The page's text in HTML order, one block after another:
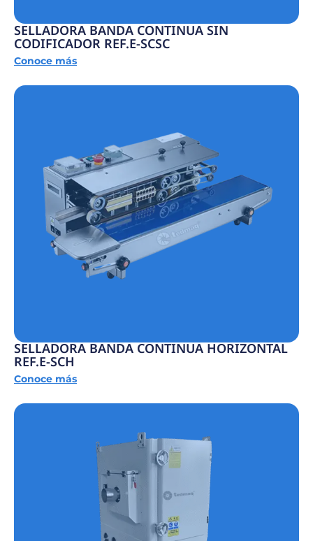
SELLADORA BANDA CONTINUA SIN
CODIFICADOR REF.E-SCSC
Conoce más
SELLADORA BANDA CONTINUA HORIZONTAL
REF.E-SCH
Conoce más